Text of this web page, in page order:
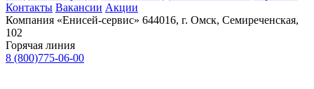
Контакты Вакансии Акции
Компания «Енисей-сервис» 644016, г. Омск, Семиреченская,
102
Горячая линия
8 (800)775-06-00